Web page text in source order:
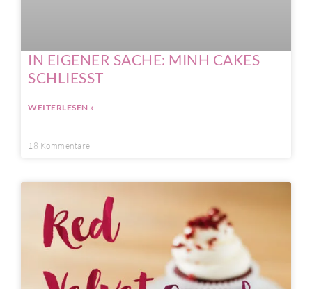
IN EIGENER SACHE: MINH CAKES
SCHLIESST
WEITERLESEN »
18 Kommentare